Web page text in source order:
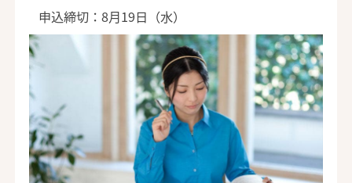
申込締切：8月19日（水）